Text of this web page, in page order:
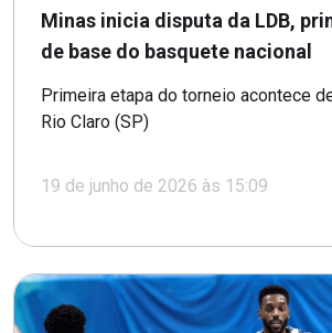
Minas inicia disputa da LDB,
de base do basquete nacional
Primeira etapa do torneio acontece
Rio Claro (SP)
19 de junho de 2026 às 15:09